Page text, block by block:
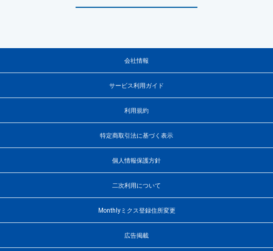
会社情報
サービス利用ガイド
利用規約
特定商取引法に基づく表示
個人情報保護方針
二次利用について
Monthlyミクス登録住所変更
広告掲載